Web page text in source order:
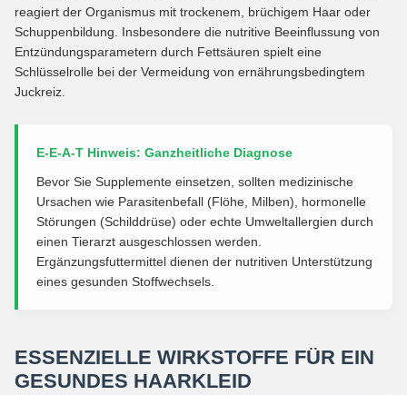
reagiert der Organismus mit trockenem, brüchigem Haar oder
Schuppenbildung. Insbesondere die nutritive Beeinflussung von
Entzündungsparametern durch Fettsäuren spielt eine
Schlüsselrolle bei der Vermeidung von ernährungsbedingtem
Juckreiz.
E-E-A-T Hinweis: Ganzheitliche Diagnose
Bevor Sie Supplemente einsetzen, sollten medizinische
Ursachen wie Parasitenbefall (Flöhe, Milben), hormonelle
Störungen (Schilddrüse) oder echte Umweltallergien durch
einen Tierarzt ausgeschlossen werden.
Ergänzungsfuttermittel dienen der nutritiven Unterstützung
eines gesunden Stoffwechsels.
ESSENZIELLE WIRKSTOFFE FÜR EIN
GESUNDES HAARKLEID